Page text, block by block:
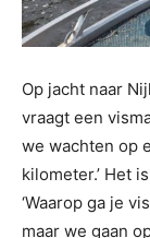
Op jacht naar
vraagt een
we wachten op
kilometer.’ Het
‘Waarop ga je
maar we gaan